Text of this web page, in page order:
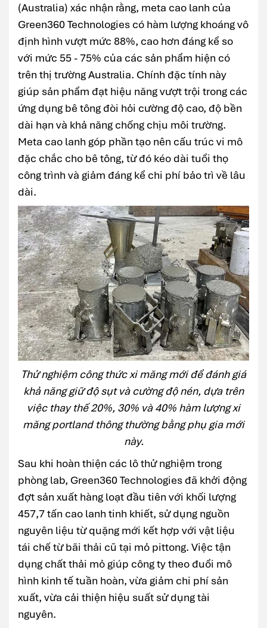
(Australia) xác nhận rằng, meta cao lanh của
Green360 Technologies có hàm lượng khoáng vô
định hình vượt mức 88%, cao hơn đáng kể so
với mức 55 - 75% của các sản phẩm hiện có
trên thị trường Australia. Chính đặc tính này
giúp sản phẩm đạt hiệu năng vượt trội trong các
ứng dụng bê tông đòi hỏi cường độ cao, độ bền
dài hạn và khả năng chống chịu môi trường.
Meta cao lanh góp phần tạo nên cấu trúc vi mô
đặc chắc cho bê tông, từ đó kéo dài tuổi thọ
công trình và giảm đáng kể chi phí bảo trì về lâu
dài.
Thử nghiệm công thức xi măng mới để đánh giá
khả năng giữ độ sụt và cường độ nén, dựa trên
việc thay thế 20%, 30% và 40% hàm lượng xi
măng portland thông thường bằng phụ gia mới
này.
Sau khi hoàn thiện các lô thử nghiệm trong
phòng lab, Green360 Technologies đã khởi động
đợt sản xuất hàng loạt đầu tiên với khối lượng
457,7 tấn cao lanh tinh khiết, sử dụng nguồn
nguyên liệu từ quặng mới kết hợp với vật liệu
tái chế từ bãi thải cũ tại mỏ pittong. Việc tận
dụng chất thải mỏ giúp công ty theo đuổi mô
hình kinh tế tuần hoàn, vừa giảm chi phí sản
xuất, vừa cải thiện hiệu suất sử dụng tài
nguyên.